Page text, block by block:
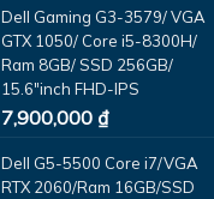
Dell Gaming G3-3579/ VGA
GTX 1050/ Core i5-8300H/
Ram 8GB/ SSD 256GB/
15.6"inch FHD-IPS
7,900,000 ₫
Dell G5-5500 Core i7/VGA
RTX 2060/Ram 16GB/SSD